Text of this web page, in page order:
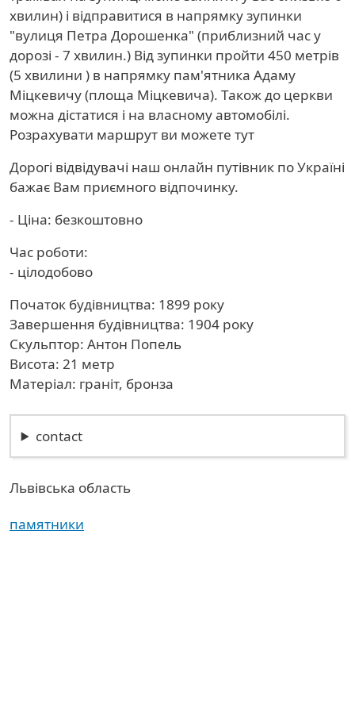
хвилин) і відправитися в напрямку зупинки
"вулиця Петра Дорошенка" (приблизний час у
дорозі - 7 хвилин.) Від зупинки пройти 450 метрів
(5 хвилини ) в напрямку пам'ятника Адаму
Міцкевичу (площа Міцкевича). Також до церкви
можна дістатися і на власному автомобілі.
Розрахувати маршрут ви можете тут
Дорогі відвідувачі наш онлайн путівник по Україні
бажає Вам приємного відпочинку.
- Ціна: безкоштовно
Час роботи:
- цілодобово
Початок будівництва: 1899 року
Завершення будівництва: 1904 року
Скульптор: Антон Попель
Висота: 21 метр
Матеріал: граніт, бронза
contact
Львівська область
памятники